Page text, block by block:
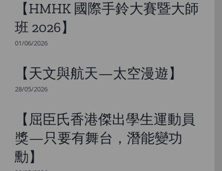
【HMHK 國際手鈴大賽暨大師
班 2026】
01/06/2026
【天文與航天—太空漫遊】
28/05/2026
【屈臣氏香港傑出學生運動員
獎—只要有舞台，潛能變功
勳】